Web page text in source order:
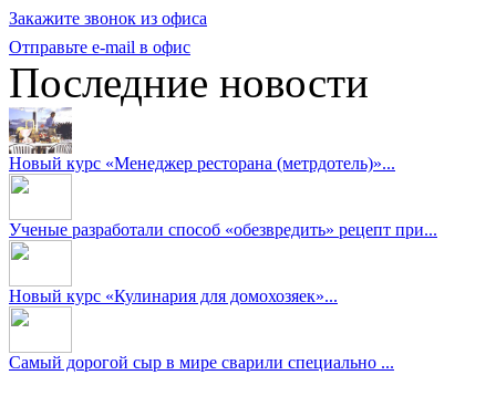
Закажите звонок из офиса
Отправьте e-mail в офис
Последние новости
Новый курс «Менеджер ресторана (метрдотель)»...
Ученые разработали способ «обезвредить» рецепт при...
Новый курс «Кулинария для домохозяек»...
Самый дорогой сыр в мире сварили специально ...